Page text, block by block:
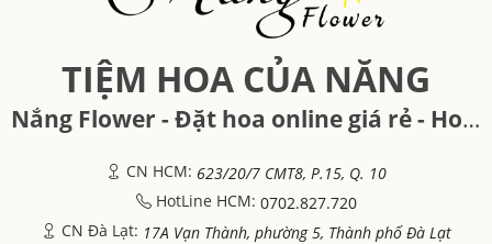
TIỆM HOA CỦA NĂNG
Nắng Flower - Đặt hoa online giá rẻ - Hoa tươi Đà Lạt, Hồ Chí Minh
CN HCM: 623/20/7 CMT8, P.15, Q. 10
HotLine HCM: 0702.827.720
CN Đà Lạt: 17A Vạn Thành, phường 5, Thành phố Đà Lạt